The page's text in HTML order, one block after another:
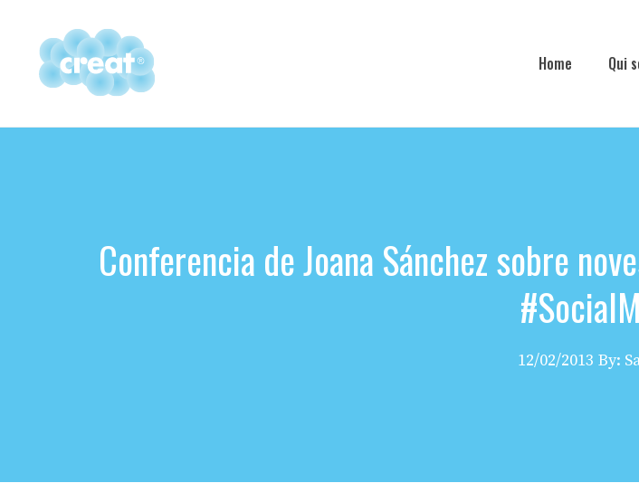
contingut
Home Qui
Conferencia de Joana Sánchez sobre
12/02/2013 By: